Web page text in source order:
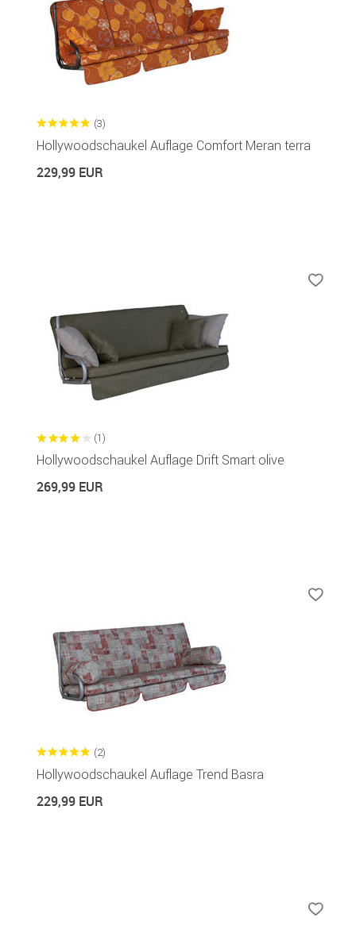
(3)
Hollywoodschaukel Auflage Comfort Meran terra
229,99 EUR
(1)
Hollywoodschaukel Auflage Drift Smart olive
269,99 EUR
(2)
Hollywoodschaukel Auflage Trend Basra
229,99 EUR